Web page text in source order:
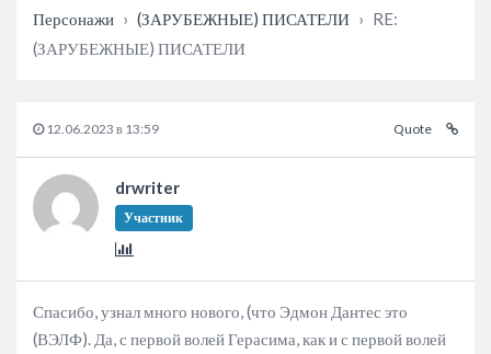
Персонажи › (ЗАРУБЕЖНЫЕ) ПИСАТЕЛИ › RE:
(ЗАРУБЕЖНЫЕ) ПИСАТЕЛИ
12.06.2023 в 13:59 Quote
drwriter
Участник
Спасибо, узнал много нового, (что Эдмон Дантес это
(ВЭЛФ). Да, с первой волей Герасима, как и с первой волей